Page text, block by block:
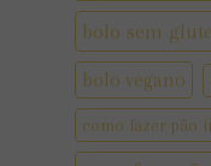
bolo sem
bolo vegano
como fazer pão